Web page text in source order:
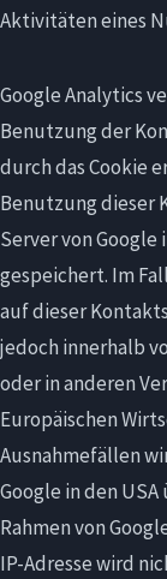
Aktivitäten eines
Google Analytics
Benutzung der
durch das Cookie
Benutzung dieser
Server von
gespeichert. Im
auf dieser
jedoch innerhalb
oder in anderen
Europäischen
Ausnahmefällen
Google in den
Rahmen von
IP-Adresse wird